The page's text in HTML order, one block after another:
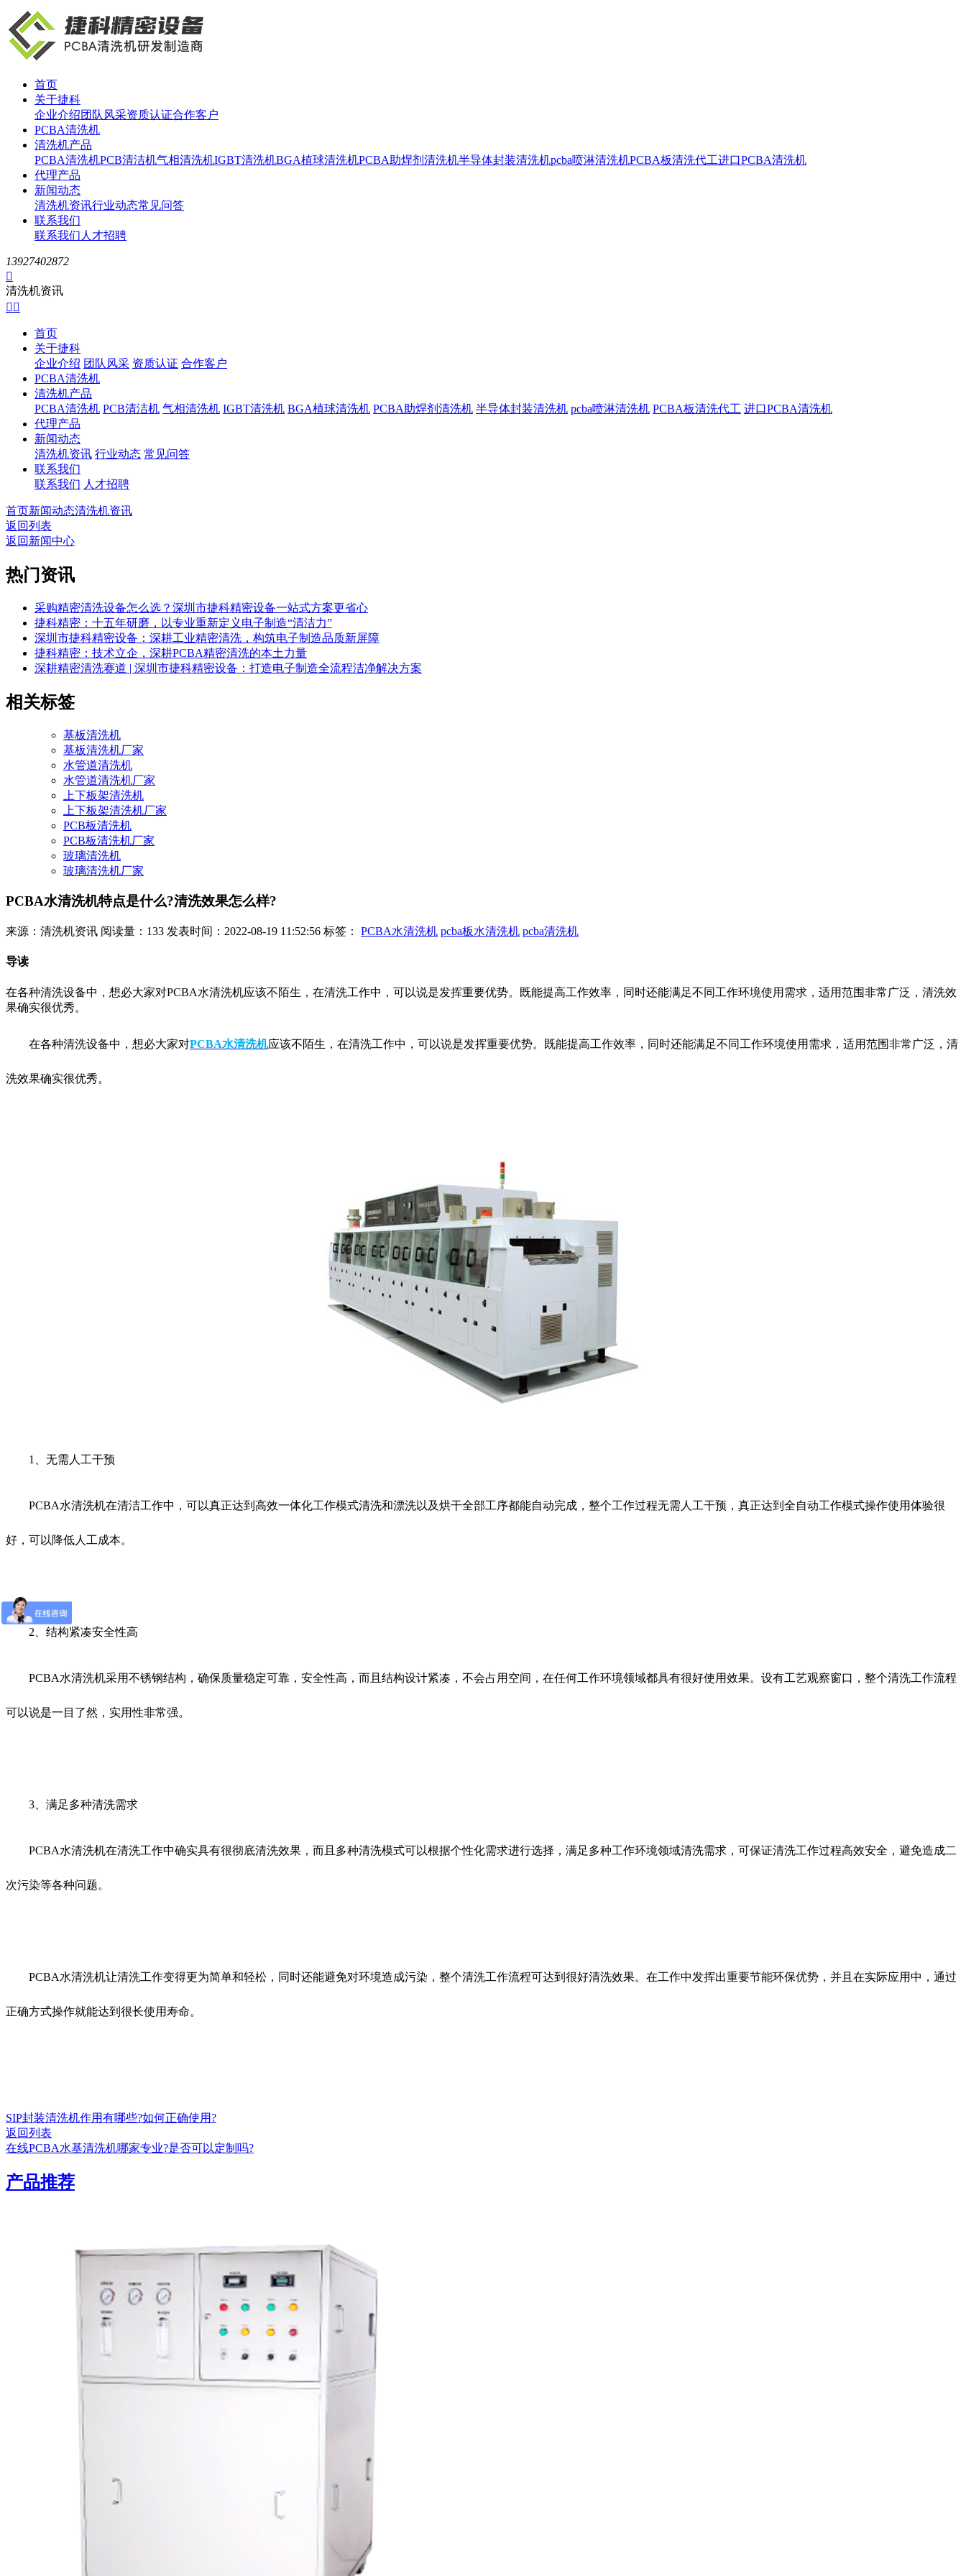
首页
关于捷科
企业介绍团队风采资质认证合作客户
PCBA清洗机
清洗机产品
PCBA清洗机PCB清洁机气相清洗机IGBT清洗机BGA植球清洗机PCBA助焊剂清洗机半导体封装清洗机pcba喷淋清洗机PCBA板清洗代工进口PCBA清洗机
代理产品
新闻动态
清洗机资讯行业动态常见问答
联系我们
联系我们 人才招聘
13927402872

清洗机资讯
 
首页
关于捷科
企业介绍 团队风采 资质认证 合作客户
PCBA清洗机
清洗机产品
PCBA清洗机 PCB清洁机 气相清洗机 IGBT清洗机 BGA植球清洗机 PCBA助焊剂清洗机 半导体封装清洗机 pcba喷淋清洗机 PCBA板清洗代工 进口PCBA清洗机
代理产品
新闻动态
清洗机资讯 行业动态 常见问答
联系我们
联系我们 人才招聘
首页新闻动态清洗机资讯
返回列表
返回新闻中心
热门资讯
采购精密清洗设备怎么选？深圳市捷科精密设备一站式方案更省心
捷科精密：十五年研磨，以专业重新定义电子制造“清洁力”
深圳市捷科精密设备：深耕工业精密清洗，构筑电子制造品质新屏障
捷科精密：技术立企，深耕PCBA精密清洗的本土力量
深耕精密清洗赛道 | 深圳市捷科精密设备：打造电子制造全流程洁净解决方案
相关标签
基板清洗机
基板清洗机厂家
水管道清洗机
水管道清洗机厂家
上下板架清洗机
上下板架清洗机厂家
PCB板清洗机
PCB板清洗机厂家
玻璃清洗机
玻璃清洗机厂家
PCBA水清洗机特点是什么?清洗效果怎么样?
来源：清洗机资讯 阅读量：133 发表时间：2022-08-19 11:52:56 标签： PCBA水清洗机 pcba板水清洗机 pcba清洗机
导读
在各种清洗设备中，想必大家对PCBA水清洗机应该不陌生，在清洗工作中，可以说是发挥重要优势。既能提高工作效率，同时还能满足不同工作环境使用需求，适用范围非常广泛，清洗效
果确实很优秀。
在各种清洗设备中，想必大家对PCBA水清洗机应该不陌生，在清洗工作中，可以说是发挥重要优势。既能提高工作效率，同时还能满足不同工作环境使用需求，适用范围非常广泛，清
洗效果确实很优秀。
1、无需人工干预
PCBA水清洗机在清洁工作中，可以真正达到高效一体化工作模式清洗和漂洗以及烘干全部工序都能自动完成，整个工作过程无需人工干预，真正达到全自动工作模式操作使用体验很
好，可以降低人工成本。
2、结构紧凑安全性高
PCBA水清洗机采用不锈钢结构，确保质量稳定可靠，安全性高，而且结构设计紧凑，不会占用空间，在任何工作环境领域都具有很好使用效果。设有工艺观察窗口，整个清洗工作流程
可以说是一目了然，实用性非常强。
3、满足多种清洗需求
PCBA水清洗机在清洗工作中确实具有很彻底清洗效果，而且多种清洗模式可以根据个性化需求进行选择，满足多种工作环境领域清洗需求，可保证清洗工作过程高效安全，避免造成二
次污染等各种问题。
PCBA水清洗机让清洗工作变得更为简单和轻松，同时还能避免对环境造成污染，整个清洗工作流程可达到很好清洗效果。在工作中发挥出重要节能环保优势，并且在实际应用中，通过
正确方式操作就能达到很长使用寿命。
SIP封装清洗机作用有哪些?如何正确使用?
返回列表
在线PCBA水基清洗机哪家专业?是否可以定制吗?
产品推荐